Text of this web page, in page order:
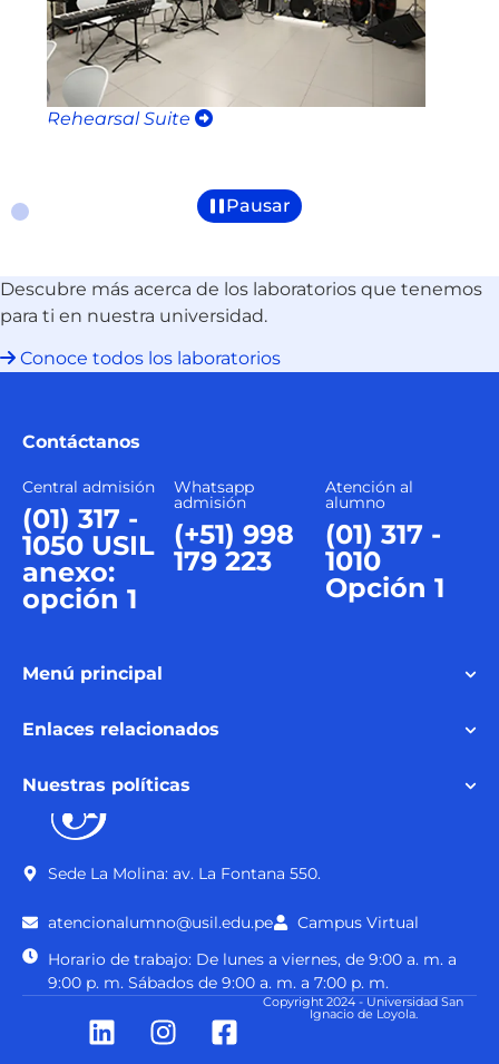
Rehearsal Suite
Pausar
Descubre más acerca de los laboratorios que tenemos
para ti en nuestra universidad.
Conoce todos los laboratorios
Contáctanos
Central admisión
(01) 317 -
1050 USIL
anexo:
opción 1
Whatsapp
admisión
(+51) 998
179 223
Atención al
alumno
(01) 317 -
1010
Opción 1
Menú principal
Enlaces relacionados
Nuestras políticas
Sede La Molina: av. La Fontana 550.
atencionalumno@usil.edu.pe
Campus Virtual
Horario de trabajo: De lunes a viernes, de 9:00 a. m. a
9:00 p. m. Sábados de 9:00 a. m. a 7:00 p. m.
Copyright 2024 - Universidad San
Ignacio de Loyola.